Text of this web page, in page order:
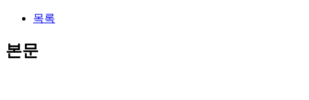
목록
본문